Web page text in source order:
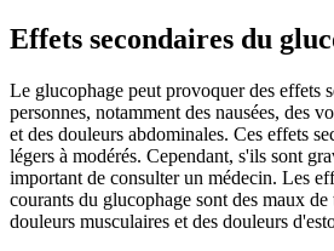
Effets secondaires du
Le glucophage peut provoquer des effets
personnes, notamment des nausées, des
et des douleurs abdominales. Ces effets
légers à modérés. Cependant, s'ils sont
important de consulter un médecin. Les
courants du glucophage sont des maux de
douleurs musculaires et des douleurs